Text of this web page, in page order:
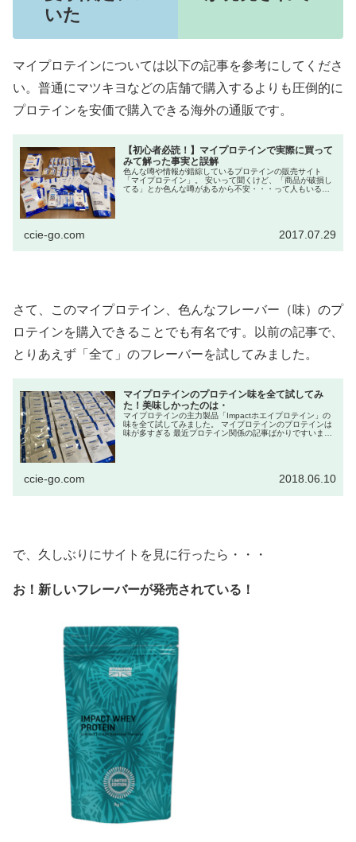
いた
マイプロテインについては以下の記事を参考にしてくださ
い。普通にマツキヨなどの店舗で購入するよりも圧倒的に
プロテインを安価で購入できる海外の通販です。
【初心者必読！】マイプロテインで実際に買って
みて解った事実と誤解
色んな噂や情報が錯綜しているプロテインの販売サイト
「マイプロテイン」。 安いって聞くけど、「商品が破損し
てる」とか色んな噂があるから不安・・・って人もいるか
ccie-go.com 2017.07.29
さて、このマイプロテイン、色んなフレーバー（味）のプ
ロテインを購入できることでも有名です。以前の記事で、
とりあえず「全て」のフレーバーを試してみました。
マイプロテインのプロテイン味を全て試してみ
た！美味しかったのは・
マイプロテインの主力製品「Impactホエイプロテイン」の
味を全て試してみました。 マイプロテインのプロテインは
味が多すぎる 最近プロテイン関係の記事ばかりですいませ
ccie-go.com 2018.06.10
で、久しぶりにサイトを見に行ったら・・・
お！新しいフレーバーが発売されている！